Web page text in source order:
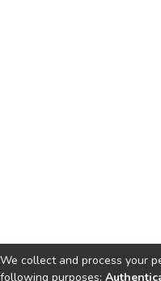
We collect and process your
following purposes: